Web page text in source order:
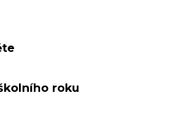
roku